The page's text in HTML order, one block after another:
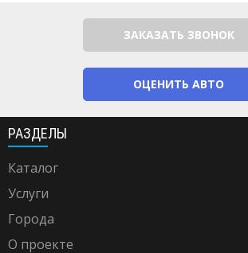
ЗАКАЗАТЬ ЗВОНОК
ОЦЕНИТЬ АВТО
РАЗДЕЛЫ
Каталог
Услуги
Города
О проекте